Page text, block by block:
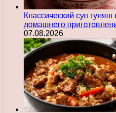
Классический суп
домашнего
07.08.2026